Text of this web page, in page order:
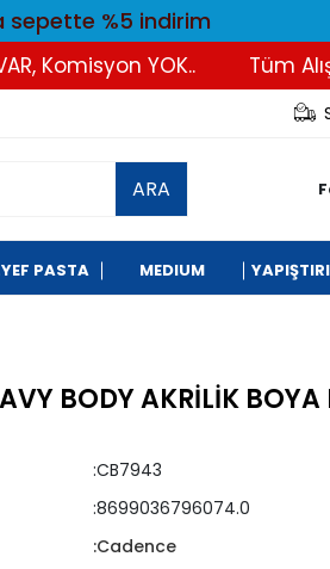
sepette %5 indirim
YOK.. Tüm
ARA
PASTA MEDIUM
BODY AKRİLİK
:CB7943
:8699036796074.0
:Cadence